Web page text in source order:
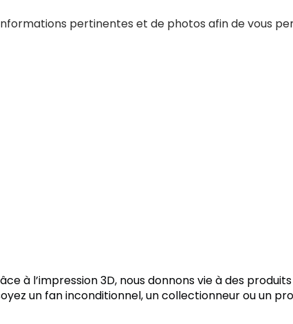
pertinentes et de photos afin de vous
à l’impression 3D, nous donnons vie à des produits
un fan inconditionnel, un collectionneur ou un